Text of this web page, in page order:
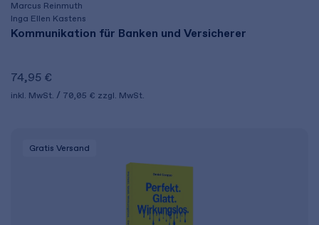
Marcus Reinmuth
Inga Ellen Kastens
Kommunikation für Banken und Versicherer
74,95 €
inkl. MwSt. 70,05 € zzgl. MwSt.
Gratis Versand